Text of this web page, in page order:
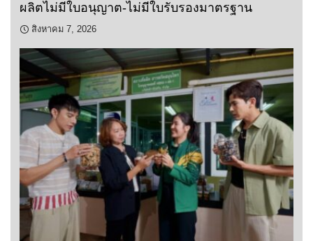
ผลิตไม่มีใบอนุญาต-ไม่มีใบรับรองมาตรฐาน
สิงหาคม 7, 2026